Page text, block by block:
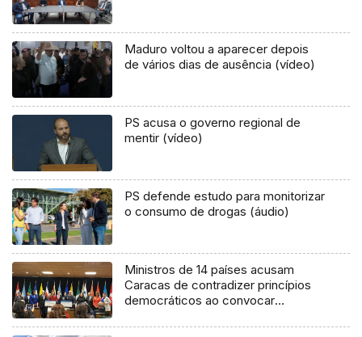
Maduro voltou a aparecer depois
de vários dias de ausência (vídeo)
PS acusa o governo regional de
mentir (vídeo)
PS defende estudo para monitorizar
o consumo de drogas (áudio)
Ministros de 14 países acusam
Caracas de contradizer princípios
democráticos ao convocar